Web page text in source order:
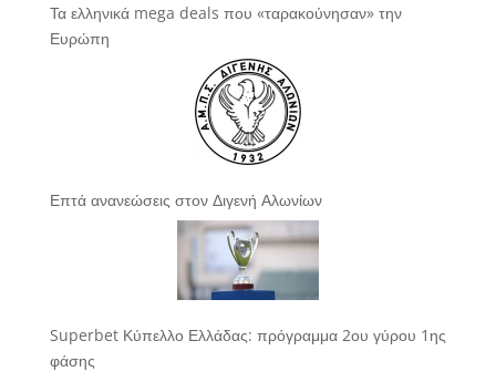
Τα ελληνικά mega deals που «ταρακούνησαν» την
Ευρώπη
Επτά ανανεώσεις στον Διγενή Αλωνίων
Superbet Κύπελλο Ελλάδας: πρόγραμμα 2ου γύρου 1ης
φάσης